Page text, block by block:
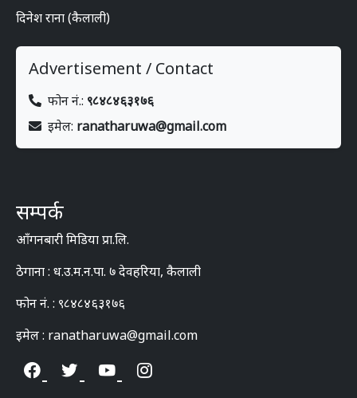
दिनेश राना (कैलाली)
Advertisement / Contact
फोन नं.: ९८४८४६३१७६
इमेल: ranatharuwa@gmail.com
सम्पर्क
आँगनबारी मिडिया प्रा.लि.
ठेगाना : ध.उ.म.न.पा. ७ देवहरिया, कैलाली
फोन नं. : ९८४८४६३१७६
इमेल : ranatharuwa@gmail.com